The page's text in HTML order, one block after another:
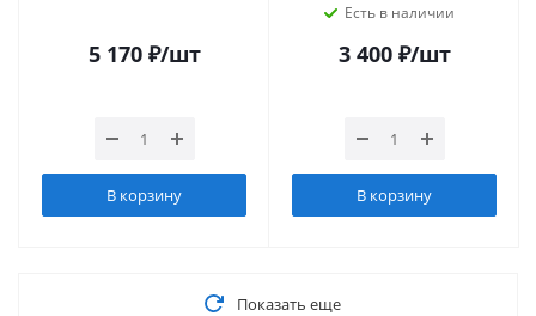
5 170₽/шт
В корзину
Есть в наличии
3 400₽/шт
В корзину
Показать еще